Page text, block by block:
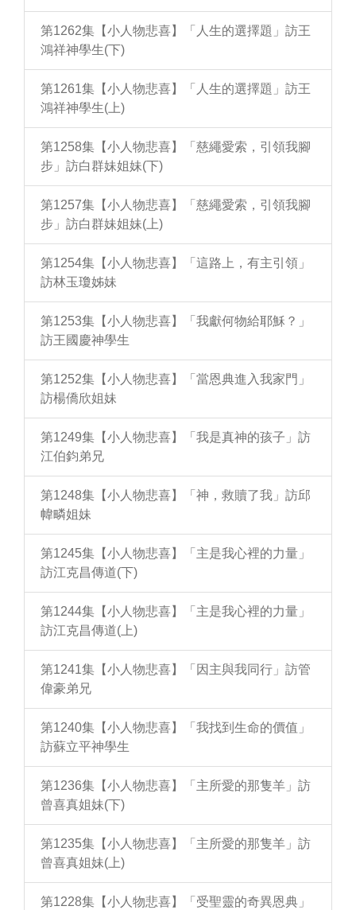
第1262集【小人物悲喜】「人生的選擇題」訪王
鴻祥神學生(下)
第1261集【小人物悲喜】「人生的選擇題」訪王
鴻祥神學生(上)
第1258集【小人物悲喜】「慈繩愛索，引領我腳
步」訪白群妹姐妹(下)
第1257集【小人物悲喜】「慈繩愛索，引領我腳
步」訪白群妹姐妹(上)
第1254集【小人物悲喜】「這路上，有主引領」
訪林玉瓊姊妹
第1253集【小人物悲喜】「我獻何物給耶穌？」
訪王國慶神學生
第1252集【小人物悲喜】「當恩典進入我家門」
訪楊僑欣姐妹
第1249集【小人物悲喜】「我是真神的孩子」訪
江伯鈞弟兄
第1248集【小人物悲喜】「神，救贖了我」訪邱
幃疄姐妹
第1245集【小人物悲喜】「主是我心裡的力量」
訪江克昌傳道(下)
第1244集【小人物悲喜】「主是我心裡的力量」
訪江克昌傳道(上)
第1241集【小人物悲喜】「因主與我同行」訪管
偉豪弟兄
第1240集【小人物悲喜】「我找到生命的價值」
訪蘇立平神學生
第1236集【小人物悲喜】「主所愛的那隻羊」訪
曾喜真姐妹(下)
第1235集【小人物悲喜】「主所愛的那隻羊」訪
曾喜真姐妹(上)
第1228集【小人物悲喜】「受聖靈的奇異恩典」